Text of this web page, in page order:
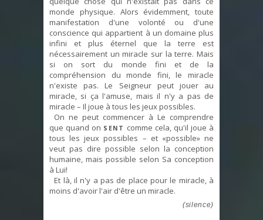
monde physique. Alors évidemment, toute
manifestation d'une volonté ou d'une
conscience qui appartient à un domaine plus
infini et plus éternel que la terre est
nécessairement un miracle sur la terre. Mais
si on sort du monde fini et de la
compréhension du monde fini, le miracle
n'existe pas. Le Seigneur peut jouer au
miracle, si ça l'amuse, mais il n'y a pas de
miracle – Il joue à tous les jeux possibles.
On ne peut commencer à Le comprendre
que quand on SENT comme cela, qu'il joue à
tous les jeux possibles – et «possible» ne
veut pas dire possible selon la conception
humaine, mais possible selon Sa conception
à Lui!
Et là, il n'y a pas de place pour le miracle, à
moins d'avoir l'air d'être un miracle.
(silence)